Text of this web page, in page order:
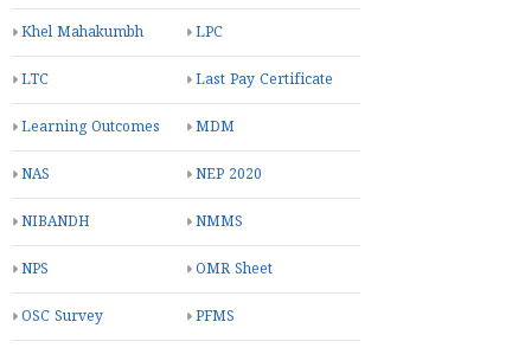
Khel Mahakumbh LPC
LTC Last Pay Certificate
Learning Outcomes MDM
NAS NEP 2020
NIBANDH NMMS
NPS OMR Sheet
OSC Survey PFMS